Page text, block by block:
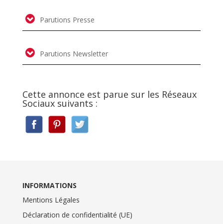
Parutions Presse
Parutions Newsletter
Cette annonce est parue sur les Réseaux
Sociaux suivants :
INFORMATIONS
Mentions Légales
Déclaration de confidentialité (UE)